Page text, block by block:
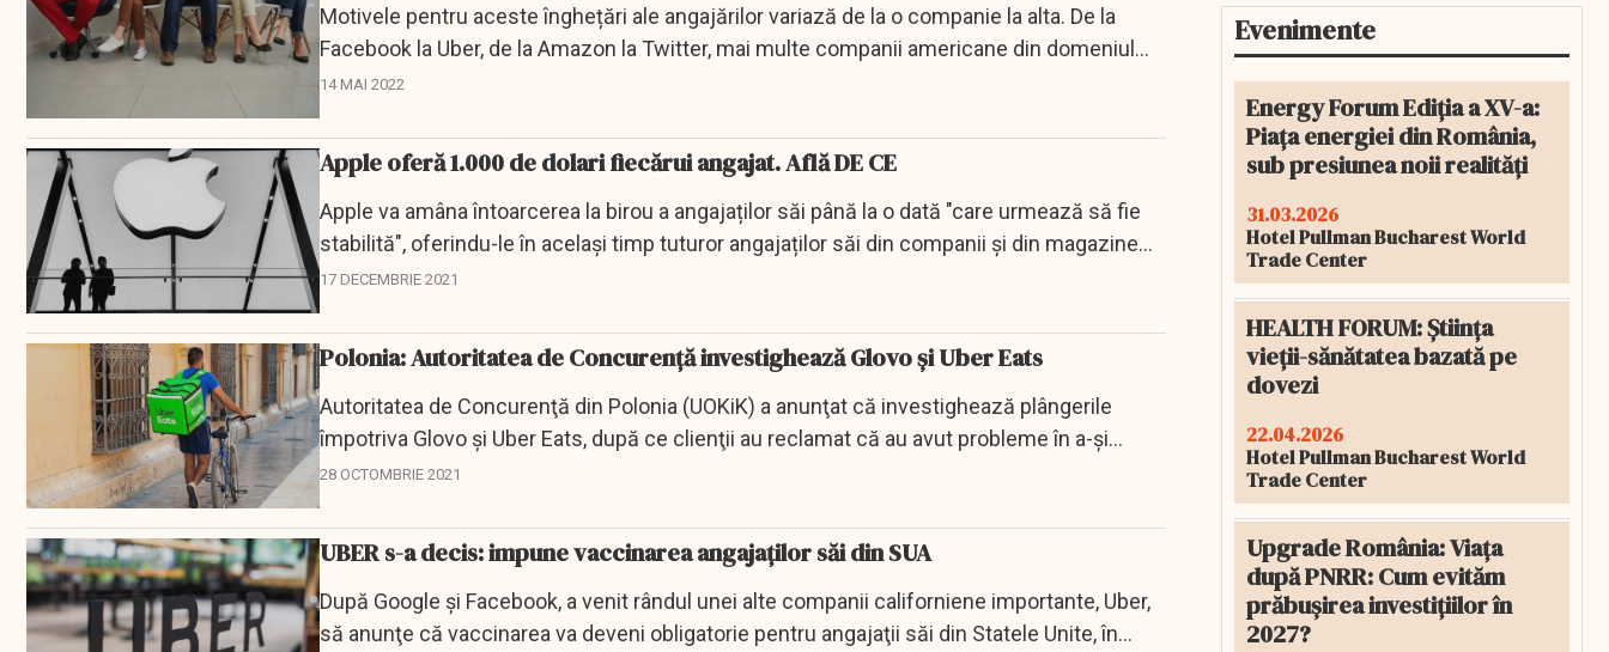
Motivele pentru aceste înghețări ale angajărilor variază de la o companie la alta. De la
Facebook la Uber, de la Amazon la Twitter, mai multe companii americane din domeniul
tehnologiilor...
14 MAI 2022
Apple oferă 1.000 de dolari fiecărui angajat. Află DE CE
Apple va amâna întoarcerea la birou a angajaților săi până la o dată "care urmează să fie
stabilită", oferindu-le în același timp tuturor angajaților săi din companii și din magazine...
17 DECEMBRIE 2021
Polonia: Autoritatea de Concurenţă investighează Glovo şi Uber Eats
Autoritatea de Concurenţă din Polonia (UOKiK) a anunţat că investighează plângerile
împotriva Glovo şi Uber Eats, după ce clienţii au reclamat că au avut probleme în a-şi
obţine banii...
28 OCTOMBRIE 2021
UBER s-a decis: impune vaccinarea angajaţilor săi din SUA
După Google şi Facebook, a venit rândul unei alte companii californiene importante, Uber,
să anunţe că vaccinarea va deveni obligatorie pentru angajaţii săi din Statele Unite, în
Evenimente
Energy Forum Ediția a XV-a:
Piața energiei din România,
sub presiunea noii realități
31.03.2026
Hotel Pullman Bucharest World
Trade Center
HEALTH FORUM: Știința
vieții-sănătatea bazată pe
dovezi
22.04.2026
Hotel Pullman Bucharest World
Trade Center
Upgrade România: Viața
după PNRR: Cum evităm
prăbușirea investițiilor în
2027?